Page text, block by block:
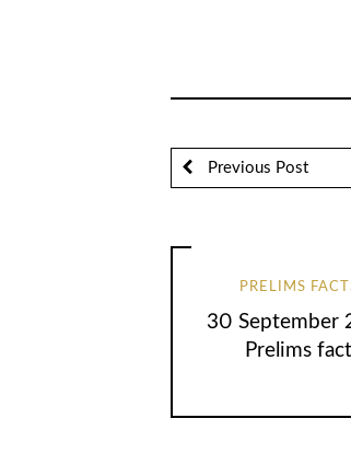
Previous Post
PRELIMS
30 September
Prelims fact